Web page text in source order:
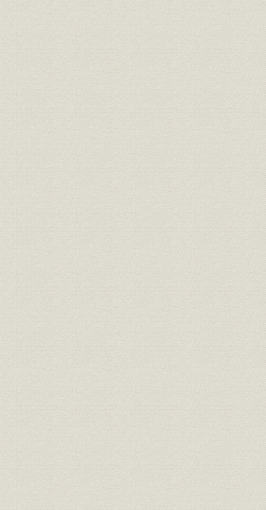
第4節 更生躍進
第6章 第2次世界大戦と戦時生産時代
第1節 戦時体制と社名の変更
第2節 戦時体制下の当社
第7章 戦後の整備時代(企業再建整備)
第1節 軍需生産の停止
第2節 再建整備
第8章 戦後の復興時代
第1節 社業の再開
第2節 再建
第3節 現代
第2編 技術と生産
第1章 総説
第2章 艦艇の建造
第1節 水上艦艇
第2節 潜水艦
第3節 商船その他
第4節 造船技術の変遷
第3章 艦船の修理およびサルベージ
第1節 艦船の修理
第2節 サルベージ